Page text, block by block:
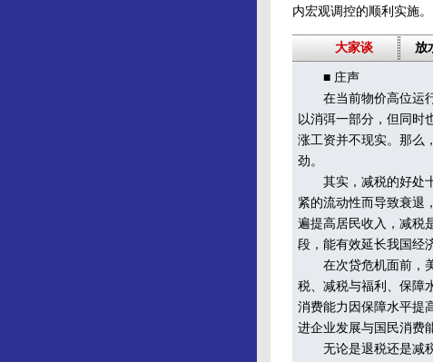
内宏观调控的顺利实施。
大家谈 放
■ 庄声
在当前物价高位运行
以消弭一部分，但同时
涨工资并不现实。那么
劲。
其实，减税的好处十
紧的流动性而导致衰退
遍提高居民收入，减税
段，能有效延长我国经
在次贷危机面前，美
税、减税与福利、保障
消费能力因保障水平提
进企业发展与国民消费
无论是退税还是减税